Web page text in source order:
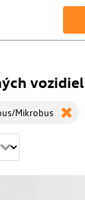
vozidiel
Mikrobus